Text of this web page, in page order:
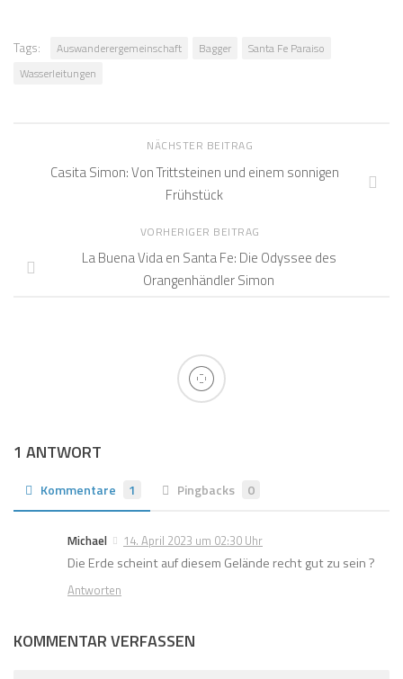
Tags: Auswanderergemeinschaft Bagger
Santa Fe Paraiso
Wasserleitungen
NÄCHSTER BEITRAG
Casita Simon: Von Trittsteinen und einem sonnigen
Frühstück
VORHERIGER BEITRAG
La Buena Vida en Santa Fe: Die Odyssee des
Orangenhändler Simon
1 ANTWORT
Kommentare 1 Pingbacks 0
Michael 14. April 2023 um 02:30 Uhr
Die Erde scheint auf diesem Gelände recht gut zu sein ?
Antworten
KOMMENTAR VERFASSEN